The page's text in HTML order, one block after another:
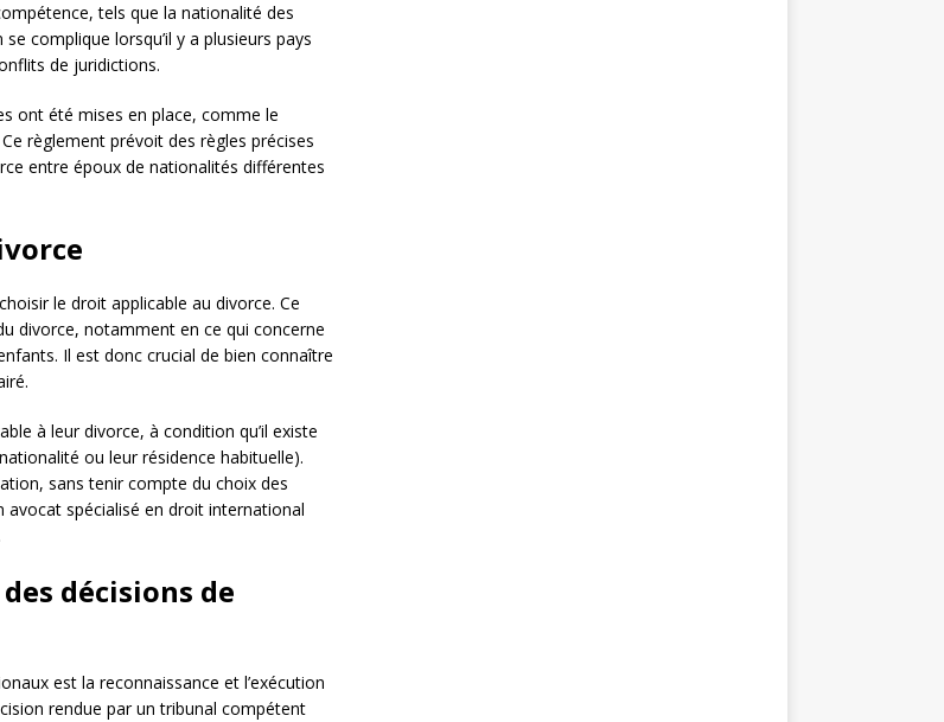
tels que la nationalité des
complique lorsqu’il y a plusieurs pays
de juridictions.
ont été mises en place, comme le
règlement prévoit des règles précises
entre époux de nationalités différentes
le droit applicable au divorce. Ce
divorce, notamment en ce qui concerne
Il est donc crucial de bien connaître
à leur divorce, à condition qu’il existe
ou leur résidence habituelle).
sans tenir compte du choix des
spécialisé en droit international
décisions de
est la reconnaissance et l’exécution
rendue par un tribunal compétent